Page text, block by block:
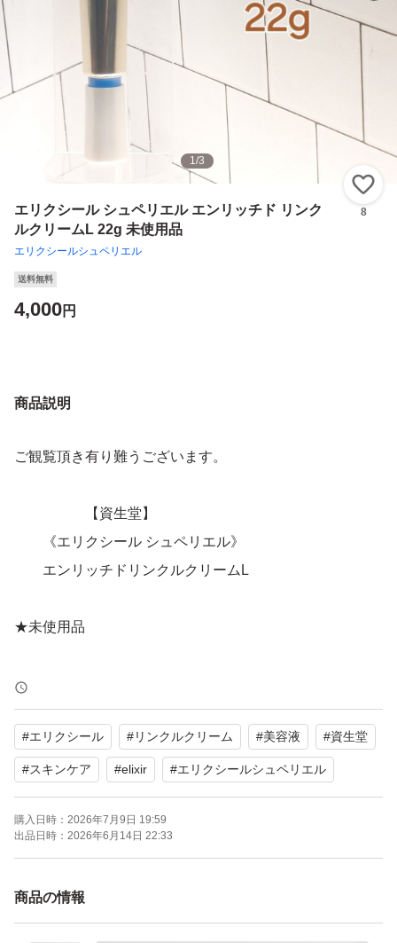
1/3
エリクシール シュペリエル エンリッチド リンク
ルクリームL 22g 未使用品
エリクシールシュペリエル
8
送料無料
4,000円
商品説明
ご観覧頂き有り難うございます。
【資生堂】
《エリクシール シュペリエル》
エンリッチドリンクルクリームL
★未使用品
☆内容量
22g
★部分用クリーム
資生堂エリクシールのエンリッチド リンクルクリーム 22
gです。目元や口元の乾燥小じわを目立たなくする美容濃
【商品名】エンリッチド リンクルクリームL
#エリクシール #リンクルクリーム #美容液 #資生堂
#スキンケア #elixir #エリクシールシュペリエル
購入日時： 2026年7月9日 19:59
出品日時： 2026年6月14日 22:33
商品の情報